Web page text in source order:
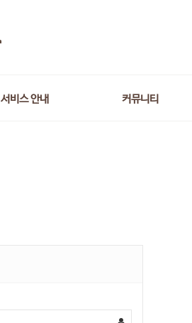
서비스 안내 커뮤니티